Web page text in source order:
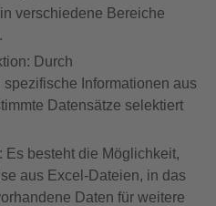
verschiedene Bereiche
Durch
Informationen aus
Datensätze selektiert
Es besteht die Möglichkeit,
aus Excel-Dateien, in das
Daten für weitere